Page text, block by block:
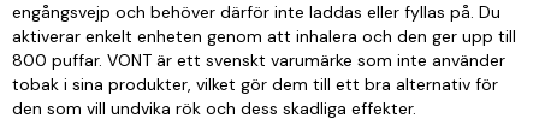
engångsvejp och behöver därför inte laddas eller fyllas på. Du
aktiverar enkelt enheten genom att inhalera och den ger upp till
800 puffar. VONT är ett svenskt varumärke som inte använder
tobak i sina produkter, vilket gör dem till ett bra alternativ för
den som vill undvika rök och dess skadliga effekter.